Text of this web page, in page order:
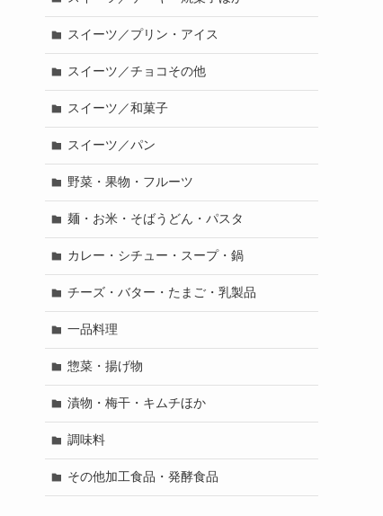
スイーツ／プリン・アイス
スイーツ／チョコその他
スイーツ／和菓子
スイーツ／パン
野菜・果物・フルーツ
麺・お米・そばうどん・パスタ
カレー・シチュー・スープ・鍋
チーズ・バター・たまご・乳製品
一品料理
惣菜・揚げ物
漬物・梅干・キムチほか
調味料
その他加工食品・発酵食品